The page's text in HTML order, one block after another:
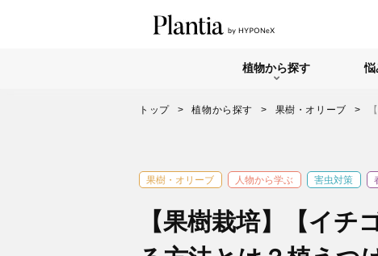
植物から探す 悩
トップ 植物から探す 果樹・オリーブ
果樹・オリーブ 人物から学ぶ 害虫対策
【果樹栽培】【イチ